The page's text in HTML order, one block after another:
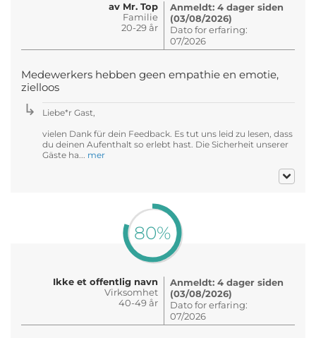
av Mr. Top
Familie
20-29 år
Anmeldt: 4 dager siden
(03/08/2026)
Dato for erfaring:
07/2026
Medewerkers hebben geen empathie en emotie,
zielloos
Liebe*r Gast,
vielen Dank für dein Feedback. Es tut uns leid zu lesen, dass
du deinen Aufenthalt so erlebt hast. Die Sicherheit unserer
Gäste ha... mer
80%
Ikke et offentlig navn
Virksomhet
40-49 år
Anmeldt: 4 dager siden
(03/08/2026)
Dato for erfaring:
07/2026